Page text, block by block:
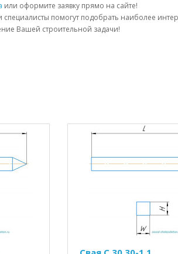
или оформите заявку прямо на сайте!
помогут подобрать наиболее
Вашей строительной задачи!